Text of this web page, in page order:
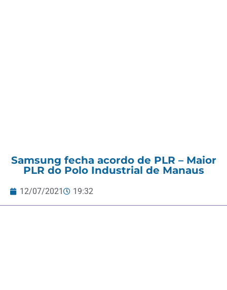
Samsung fecha acordo de PLR – Maior
PLR do Polo Industrial de Manaus
12/07/2021 19:32